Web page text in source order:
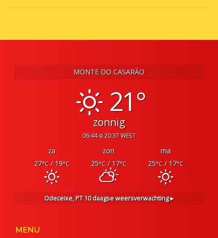
MONTE DO CASARÃO
21°
zonnig
06:44 20:37 WEST
za zon
ma
27°C/ 19°C 25°C/ 17°C 25°C/ 17°C
Odeceixe, PT10 daagse weersverwachting ▸
MENU